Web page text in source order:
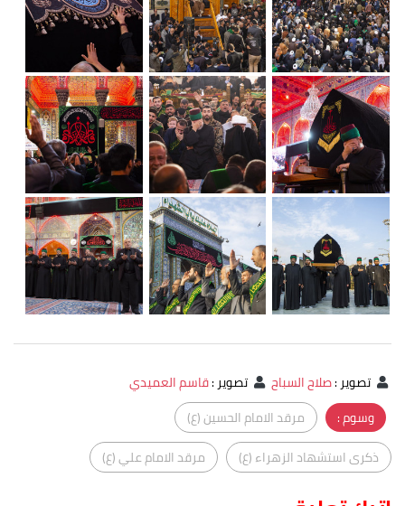
تصوير:صلاح السباح تصوير:قاسم العميدي
وسوم :
مرقد الامام الحسين (ع)
ذكرى استشهاد الزهراء (ع)
مرقد الامام علي (ع)